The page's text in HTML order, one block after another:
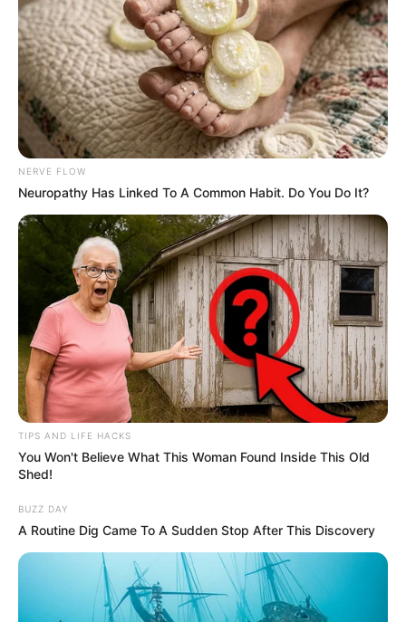
NERVE FLOW
Neuropathy Has Linked To A Common Habit. Do You Do It?
TIPS AND LIFE HACKS
You Won't Believe What This Woman Found Inside This Old
Shed!
BUZZ DAY
A Routine Dig Came To A Sudden Stop After This Discovery